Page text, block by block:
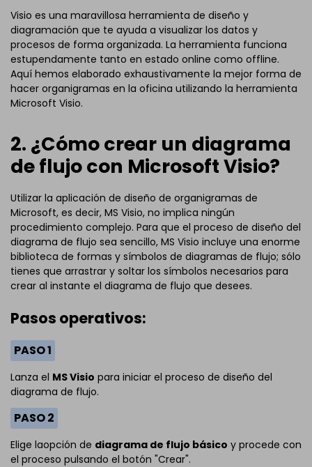
Visio es una maravillosa herramienta de diseño y
diagramación que te ayuda a visualizar los datos y
procesos de forma organizada. La herramienta funciona
estupendamente tanto en estado online como offline.
Aquí hemos elaborado exhaustivamente la mejor forma de
hacer organigramas en la oficina utilizando la herramienta
Microsoft Visio.
2. ¿Cómo crear un diagrama
de flujo con Microsoft Visio?
Utilizar la aplicación de diseño de organigramas de
Microsoft, es decir, MS Visio, no implica ningún
procedimiento complejo. Para que el proceso de diseño del
diagrama de flujo sea sencillo, MS Visio incluye una enorme
biblioteca de formas y símbolos de diagramas de flujo; sólo
tienes que arrastrar y soltar los símbolos necesarios para
crear al instante el diagrama de flujo que desees.
Pasos operativos:
PASO 1
Lanza el MS Visio para iniciar el proceso de diseño del
diagrama de flujo.
PASO 2
Elige laopción de diagrama de flujo básico y procede con
el proceso pulsando el botón "Crear".